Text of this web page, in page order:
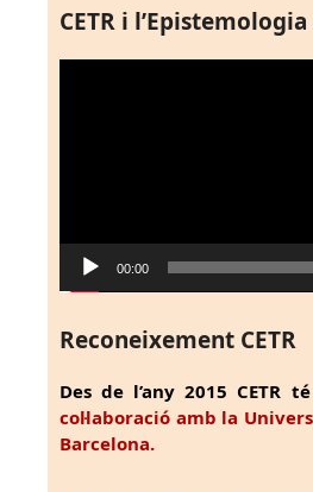
CETR i
00:00
Reconeixement CETR
Des de l’any 2015 CETR
col·laboració amb la
Barcelona.